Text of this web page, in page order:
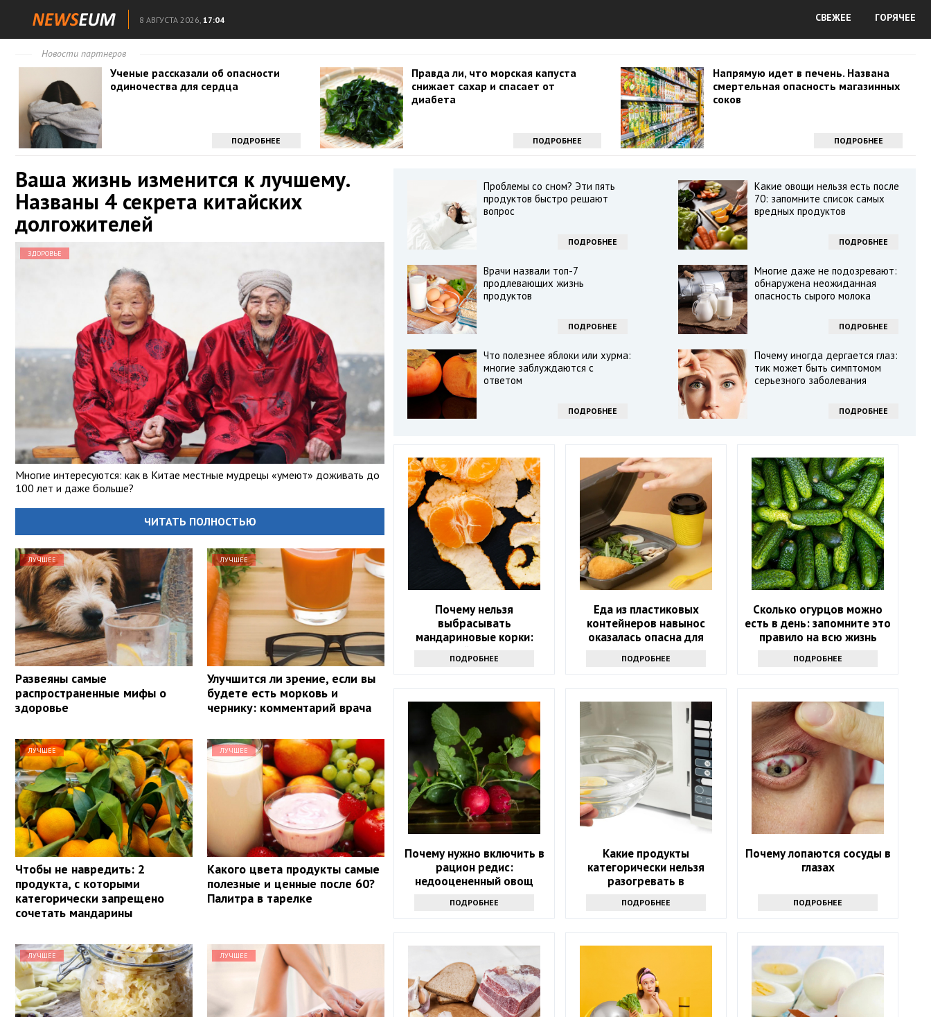
8 АВГУСТА 2026, 17:04 СВЕЖЕЕ ГОРЯЧЕЕ
Новости партнеров
Ученые рассказали об опасности
одиночества для сердца
ПОДРОБНЕЕ
Правда ли, что морская капуста
снижает сахар и спасает от
диабета
ПОДРОБНЕЕ
Напрямую идет в печень. Названа
смертельная опасность магазинных
соков
ПОДРОБНЕЕ
Ваша жизнь изменится к лучшему.
Названы 4 секрета китайских
долгожителей
ЗДОРОВЬЕ
Многие интересуются: как в Китае местные мудрецы «умеют» доживать до
100 лет и даже больше?
ЧИТАТЬ ПОЛНОСТЬЮ
ЛУЧШЕЕ
Развеяны самые
распространенные мифы о
здоровье
ЛУЧШЕЕ
Улучшится ли зрение, если вы
будете есть морковь и
чернику: комментарий врача
ЛУЧШЕЕ
Чтобы не навредить: 2
продукта, с которыми
категорически запрещено
сочетать мандарины
ЛУЧШЕЕ
Какого цвета продукты самые
полезные и ценные после 60?
Палитра в тарелке
ЛУЧШЕЕ ЛУЧШЕЕ
Проблемы со сном? Эти пять
продуктов быстро решают
вопрос
ПОДРОБНЕЕ
Какие овощи нельзя есть после
70: запомните список самых
вредных продуктов
ПОДРОБНЕЕ
Врачи назвали топ-7
продлевающих жизнь
продуктов
ПОДРОБНЕЕ
Многие даже не подозревают:
обнаружена неожиданная
опасность сырого молока
ПОДРОБНЕЕ
Что полезнее яблоки или хурма:
многие заблуждаются с
ответом
ПОДРОБНЕЕ
Почему иногда дергается глаз:
тик может быть симптомом
серьезного заболевания
ПОДРОБНЕЕ
Почему нельзя
выбрасывать
мандариновые корки:
лучше залейте их уксусом
ПОДРОБНЕЕ
Еда из пластиковых
контейнеров навынос
оказалась опасна для
ПОДРОБНЕЕ
Сколько огурцов можно
есть в день: запомните это
правило на всю жизнь
ПОДРОБНЕЕ
Почему нужно включить в
рацион редис:
недооцененный овощ
ПОДРОБНЕЕ
Какие продукты
категорически нельзя
разогревать в
советы экспертов
ПОДРОБНЕЕ
Почему лопаются сосуды в
глазах
ПОДРОБНЕЕ